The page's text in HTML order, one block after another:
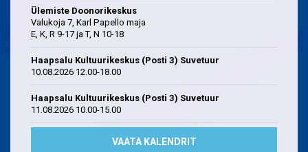
Ülemiste Doonorikeskus
Valukoja 7, Karl Papello maja
E, K, R 9-17 ja T, N 10-18
Haapsalu Kultuurikeskus (Posti 3) Suvetuur
10.08.2026 12.00-18.00
Haapsalu Kultuurikeskus (Posti 3) Suvetuur
11.08.2026 10.00-15.00
VAATA KALENDRIT